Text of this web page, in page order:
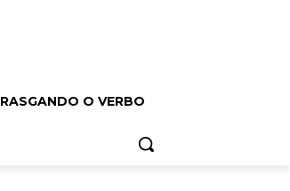
RASGANDO O VERBO